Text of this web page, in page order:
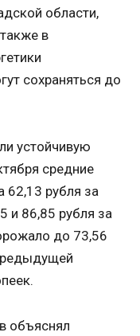
области,
в
сохраняться до
устойчивую
средние
62,13 рубля за
и 86,85 рубля за
до 73,56
объяснял